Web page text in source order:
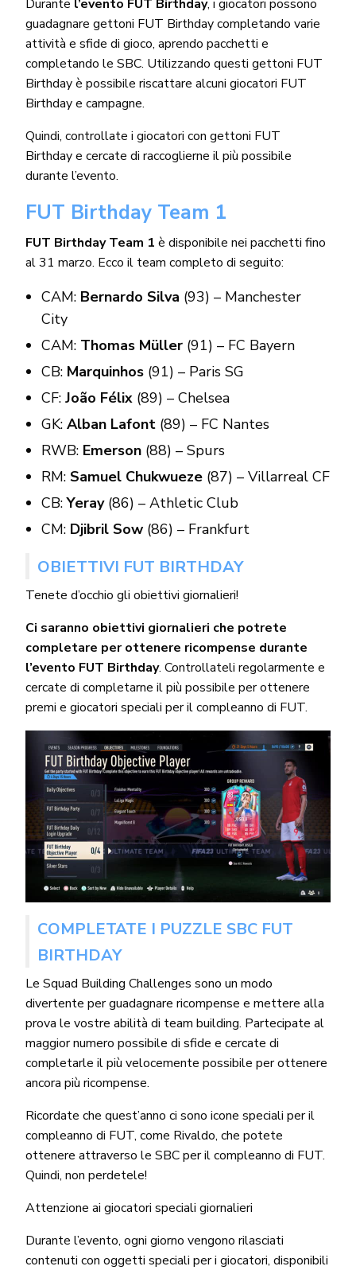
Durante l’evento FUT Birthday, i giocatori possono
guadagnare gettoni FUT Birthday completando varie
attività e sfide di gioco, aprendo pacchetti e
completando le SBC. Utilizzando questi gettoni FUT
Birthday è possibile riscattare alcuni giocatori FUT
Birthday e campagne.
Quindi, controllate i giocatori con gettoni FUT
Birthday e cercate di raccoglierne il più possibile
durante l’evento.
FUT Birthday Team 1
FUT Birthday Team 1 è disponibile nei pacchetti fino
al 31 marzo. Ecco il team completo di seguito:
CAM: Bernardo Silva (93) – Manchester
City
CAM: Thomas Müller(91) – FC Bayern
CB: Marquinhos(91) – Paris SG
CF: João Félix(89) – Chelsea
GK: Alban Lafont(89) – FC Nantes
RWB: Emerson(88) – Spurs
RM: Samuel Chukwueze(87) – Villarreal CF
CB:Yeray(86) – Athletic Club
CM: Djibril Sow(86) – Frankfurt
OBIETTIVI FUT BIRTHDAY
Tenete d’occhio gli obiettivi giornalieri!
Ci saranno obiettivi giornalieri che potrete
completare per ottenere ricompense durante
l’evento FUT Birthday. Controllateli regolarmente e
cercate di completarne il più possibile per ottenere
premi e giocatori speciali per il compleanno di FUT.
COMPLETATE I PUZZLE SBC FUT
BIRTHDAY
Le Squad Building Challenges sono un modo
divertente per guadagnare ricompense e mettere alla
prova le vostre abilità di team building. Partecipate al
maggior numero possibile di sfide e cercate di
completarle il più velocemente possibile per ottenere
ancora più ricompense.
Ricordate che quest’anno ci sono icone speciali per il
compleanno di FUT, come Rivaldo, che potete
ottenere attraverso le SBC per il compleanno di FUT.
Quindi, non perdetele!
Attenzione ai giocatori speciali giornalieri
Durante l’evento, ogni giorno vengono rilasciati
contenuti con oggetti speciali per i giocatori, disponibili